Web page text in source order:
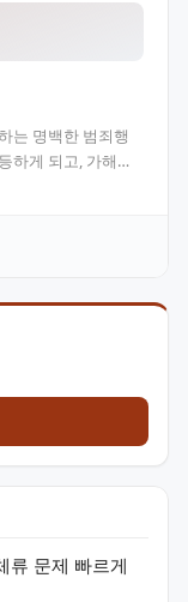
는 명백한 범죄행
하게 되고, 가해자
서는 성…
류 문제 빠르게